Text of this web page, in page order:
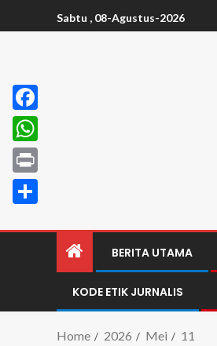
Sabtu , 08-Agustus-2026
BERITA UTAMA
KODE ETIK JURNALIS
Home 2026 Mei 11
Facebook
WhatsApp
Print